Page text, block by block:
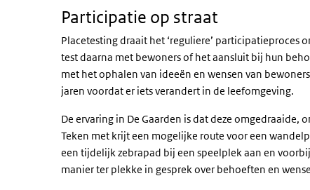
Participatie op straat
Placetestingdraait het ‘reguliere’ participatieproces
test daarna met bewoners of het aansluit bij hun
met het ophalen van ideeën en wensen van
jaren voordat er iets verandert in de leefomgeving.
De ervaring in De Gaarden is dat deze
Teken met krijt een mogelijke route voor een
een tijdelijk zebrapad bij een speelplek aan en
manier ter plekke in gesprek over behoeften en